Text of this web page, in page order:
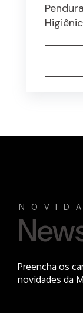
Preencha os
novidades da